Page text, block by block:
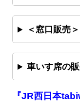
＜窓口販売
車いす席の
『JR西日本